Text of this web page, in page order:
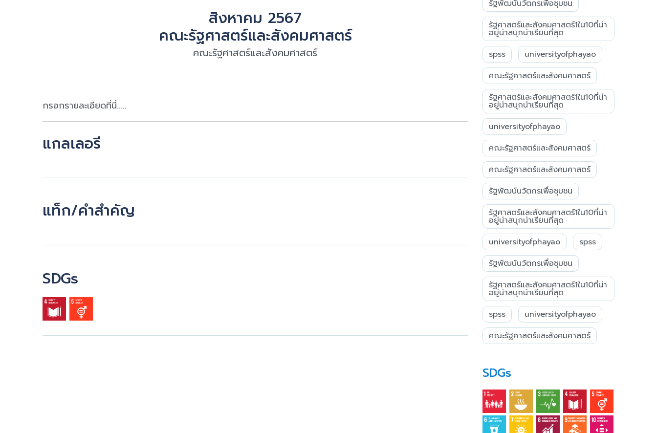
สิงหาคม 2567
คณะรัฐศาสตร์และสังคมศาสตร์
คณะรัฐศาสตร์และสังคมศาสตร์
กรอกรายละเอียดที่นี่.....
แกลเลอรี
แท็ก/คำสำคัญ
SDGs
รัฐพัฒน์นวัตกรเพื่อชุมชน
รัฐศาสตร์และสังคมศาสตร์1ใน10ที่น่า
อยู่น่าสนุกน่าเรียนที่สุด
spss
universityofphayao
คณะรัฐศาสตร์และสังคมศาสตร์
รัฐศาสตร์และสังคมศาสตร์1ใน10ที่น่า
อยู่น่าสนุกน่าเรียนที่สุด
universityofphayao
คณะรัฐศาสตร์และสังคมศาสตร์
คณะรัฐศาสตร์และสังคมศาสตร์
รัฐพัฒน์นวัตกรเพื่อชุมชน
รัฐศาสตร์และสังคมศาสตร์1ใน10ที่น่า
อยู่น่าสนุกน่าเรียนที่สุด
universityofphayao
spss
รัฐพัฒน์นวัตกรเพื่อชุมชน
รัฐศาสตร์และสังคมศาสตร์1ใน10ที่น่า
อยู่น่าสนุกน่าเรียนที่สุด
spss
universityofphayao
คณะรัฐศาสตร์และสังคมศาสตร์
SDGs